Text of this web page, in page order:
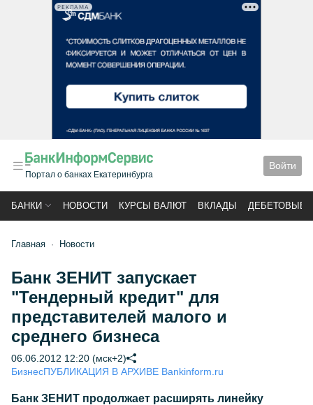
РЕКЛАМА
Портал о банках Екатеринбурга
Войти
БАНКИ НОВОСТИ КУРСЫ ВАЛЮТ ВКЛАДЫ ДЕБЕТОВЫЕ
Главная Новости
Банк ЗЕНИТ запускает
"Тендерный кредит" для
представителей малого и
среднего бизнеса
06.06.2012 12:20 (мск+2)
БизнесПУБЛИКАЦИЯ В АРХИВЕ Bankinform.ru
Банк ЗЕНИТ продолжает расширять линейку